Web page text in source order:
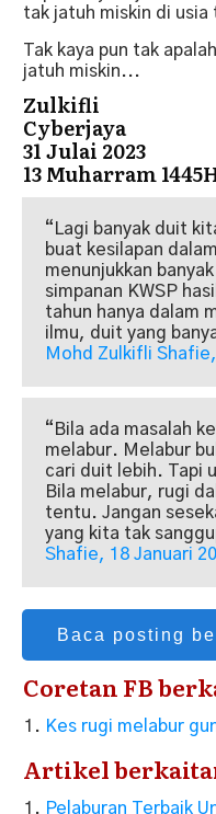
tak jatuh miskin di usia
Tak kaya pun tak
jatuh miskin...
Zulkifli
Cyberjaya
31 Julai 2023
13 Muharram
“ Lagi banyak duit
buat kesilapan
menunjukkan
simpanan KWSP
tahun hanya dalam
ilmu, duit yang
Mohd Zulkifli
“ Bila ada masalah
melabur. Melabur
cari duit lebih. Tapi
Bila melabur, rugi
tentu. Jangan
yang kita tak
Shafie, 18 Januari
Baca posting
Coretan FB
Kes rugi melabur
Artikel
Pelaburan Terbaik